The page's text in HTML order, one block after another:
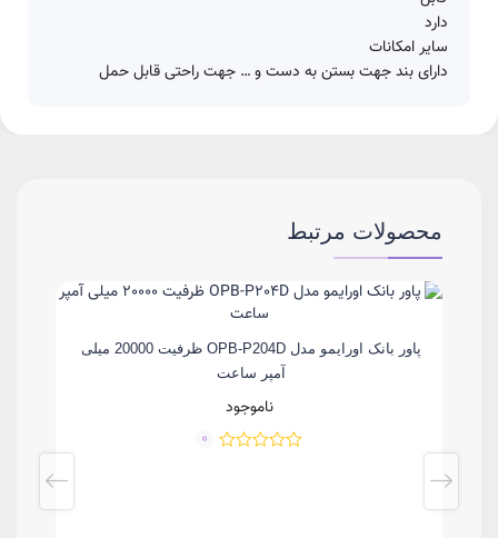
دارد
سایر امکانات
دارای بند جهت بستن به دست و … جهت راحتی قابل حمل
محصولات مرتبط
‎پاور بانک اورایمو مدل OPB-P204D ظرفیت 20000 میلی
آمپر ساعت
ناموجود
0